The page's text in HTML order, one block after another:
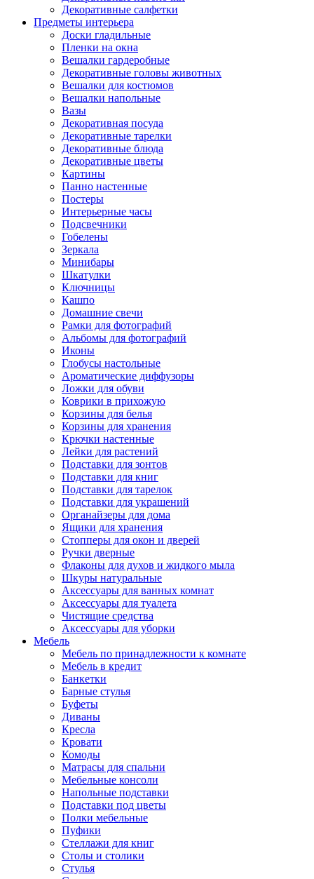
Декоративные салфетки
Предметы интерьера
Доски гладильные
Пленки на окна
Вешалки гардеробные
Декоративные головы животных
Вешалки для костюмов
Вешалки напольные
Вазы
Декоративная посуда
Декоративные тарелки
Декоративные блюда
Декоративные цветы
Картины
Панно настенные
Постеры
Интерьерные часы
Подсвечники
Гобелены
Зеркала
Минибары
Шкатулки
Ключницы
Кашпо
Домашние свечи
Рамки для фотографий
Альбомы для фотографий
Иконы
Глобусы настольные
Ароматические диффузоры
Ложки для обуви
Коврики в прихожую
Корзины для белья
Корзины для хранения
Крючки настенные
Лейки для растений
Подставки для зонтов
Подставки для книг
Подставки для тарелок
Подставки для украшений
Органайзеры для дома
Ящики для хранения
Стопперы для окон и дверей
Ручки дверные
Флаконы для духов и жидкого мыла
Шкуры натуральные
Аксессуары для ванных комнат
Аксессуары для туалета
Чистящие средства
Аксессуары для уборки
Мебель
Мебель по принадлежности к комнате
Мебель в кредит
Банкетки
Барные стулья
Буфеты
Диваны
Кресла
Кровати
Комоды
Матрасы для спальни
Мебельные консоли
Напольные подставки
Подставки под цветы
Полки мебельные
Пуфики
Стеллажи для книг
Столы и столики
Стулья